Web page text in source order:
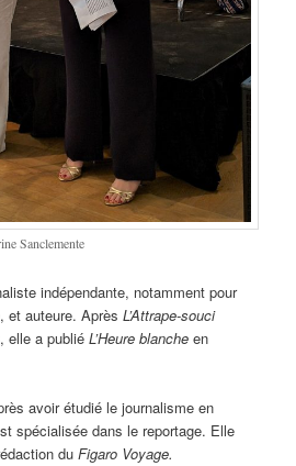
Sanclemente
indépendante, notamment pour
, et auteure. AprèsL’Attrape-souci
elle a publiéL’Heure blanche en
avoir étudié le journalisme en
spécialisée dans le reportage. Elle
duFigaro Voyage.